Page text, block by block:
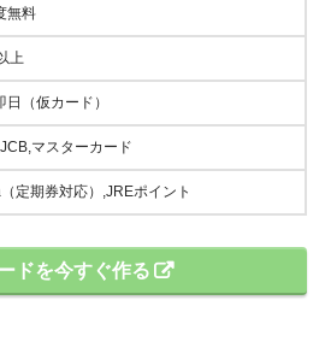
無料
上
日（仮カード）
マスターカード
定期券対応）,JREポイント
ドを今すぐ作る